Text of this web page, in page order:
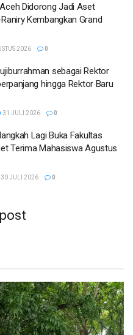
Didorong Jadi Aset
Kembangkan Grand
2026 0
sebagai Rektor
hingga Rektor Baru
31 JULI 2026 0
Lagi Buka Fakultas
Terima Mahasiswa Agustus
30 JULI 2026 0